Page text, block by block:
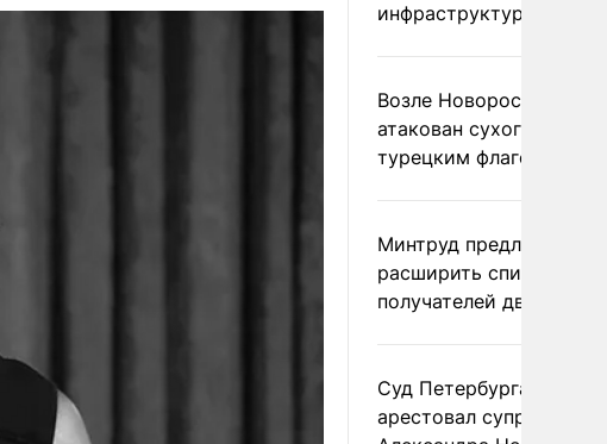
инфраструктуры
Возле Новороссийска
атакован сухогруз под
турецким флагом
Минтруд предложил
расширить список
получателей двух
Суд Петербурга заочно
арестовал супругу